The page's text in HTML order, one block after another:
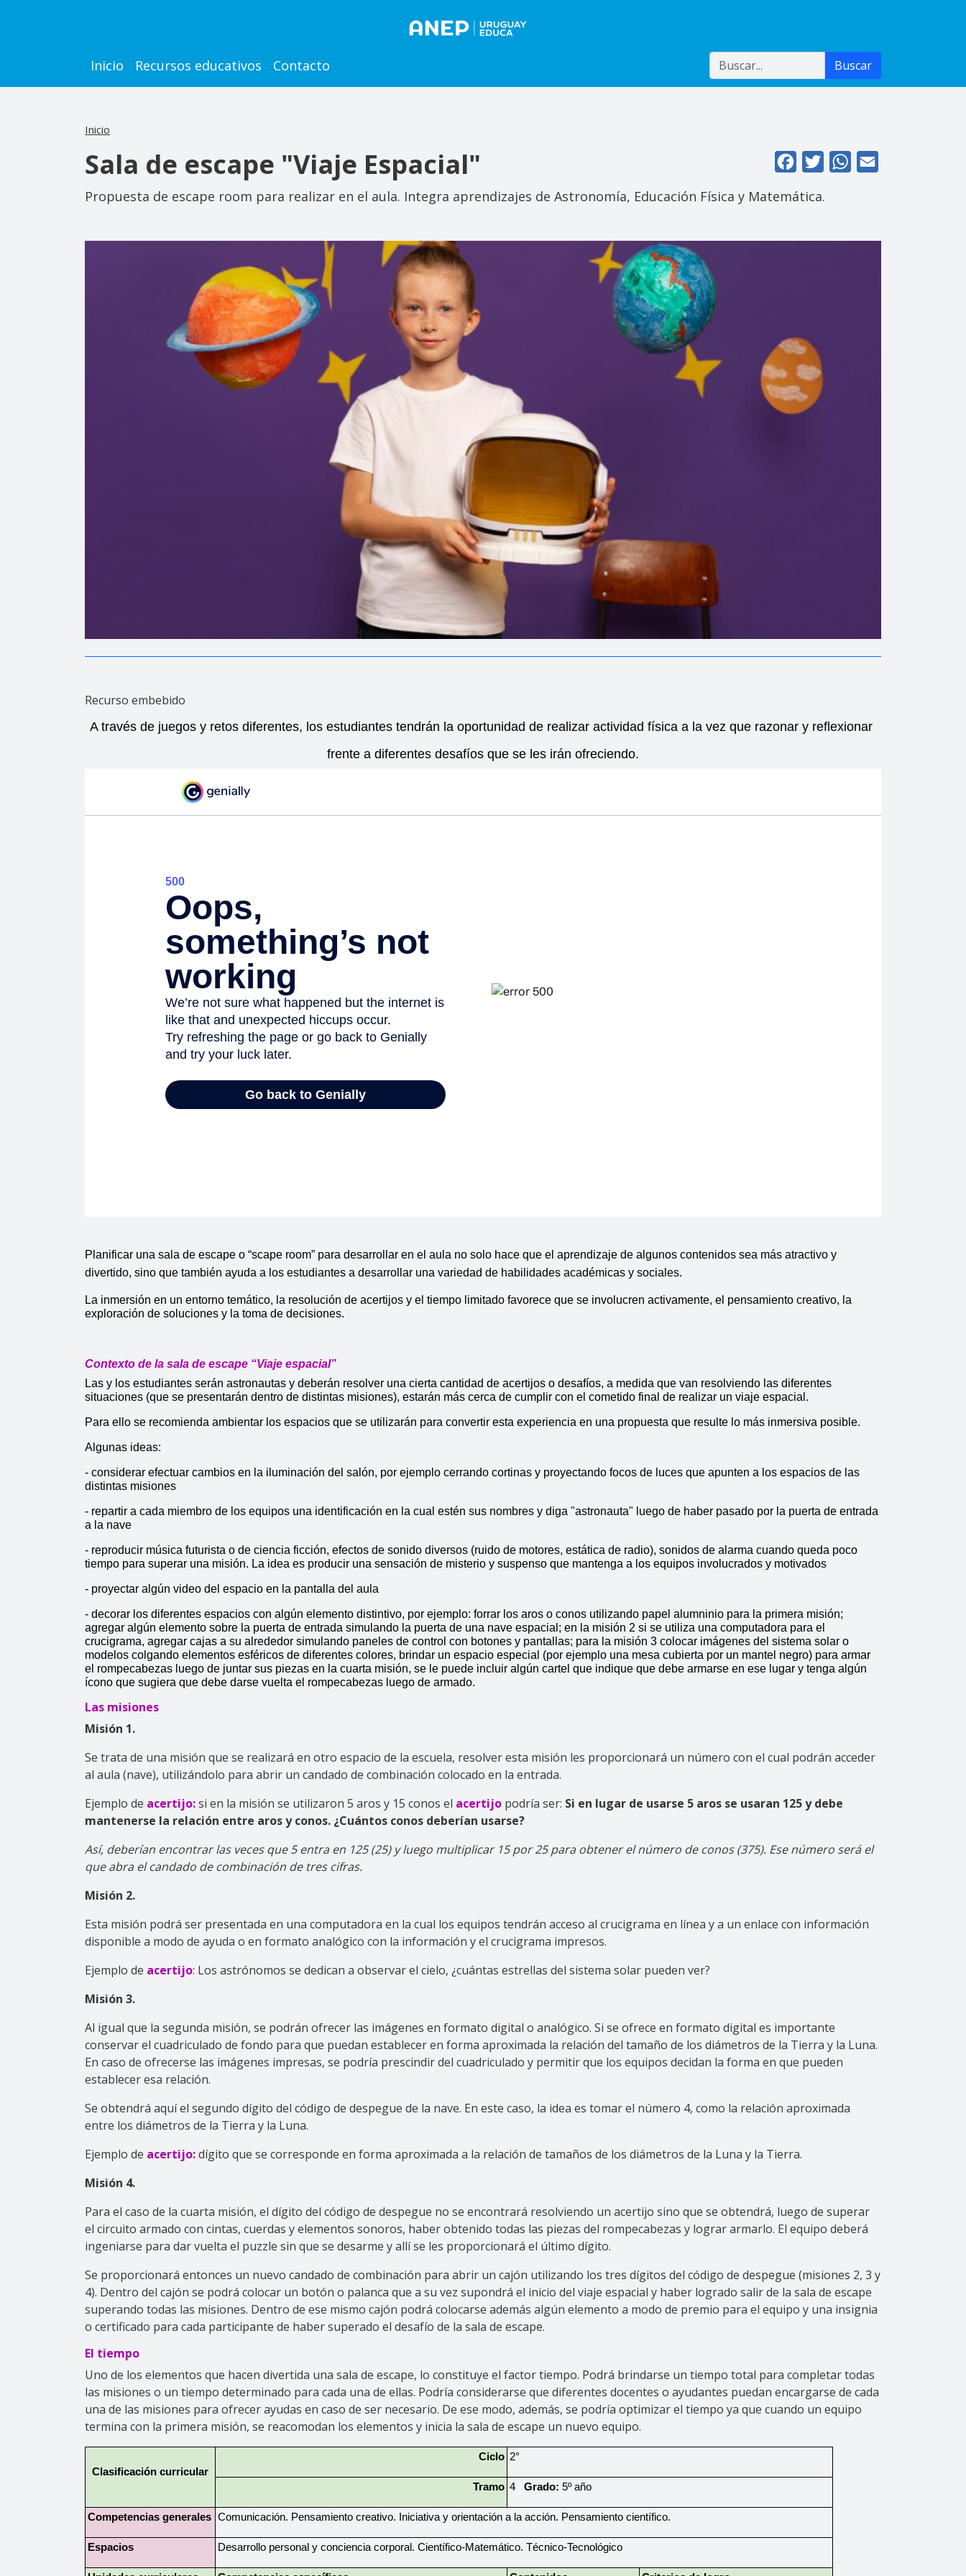
Main navigation
Inicio Recursos educativos Contacto Buscar Buscar
Inicio
FacebookTwitterWhatsApp
Sala de escape "Viaje Espacial"
Propuesta de escape room para realizar en el aula. Integra aprendizajes de Astronomía, Educación Física y Matemática.
Recurso embebido
A través de juegos y retos diferentes, los estudiantes tendrán la oportunidad de realizar actividad física a la vez que razonar y reflexionar
frente a diferentes desafíos que se les irán ofreciendo.
Planificar una sala de escape o “scape room” para desarrollar en el aula no solo hace que el aprendizaje de algunos contenidos sea más atractivo y
divertido, sino que también ayuda a los estudiantes a desarrollar una variedad de habilidades académicas y sociales.
La inmersión en un entorno temático, la resolución de acertijos y el tiempo limitado favorece que se involucren activamente, el pensamiento creativo, la
exploración de soluciones y la toma de decisiones.
Contexto de la sala de escape “Viaje espacial”
Las y los estudiantes serán astronautas y deberán resolver una cierta cantidad de acertijos o desafíos, a medida que van resolviendo las diferentes
situaciones (que se presentarán dentro de distintas misiones), estarán más cerca de cumplir con el cometido final de realizar un viaje espacial.
Para ello se recomienda ambientar los espacios que se utilizarán para convertir esta experiencia en una propuesta que resulte lo más inmersiva posible.
Algunas ideas:
- considerar efectuar cambios en la iluminación del salón, por ejemplo cerrando cortinas y proyectando focos de luces que apunten a los espacios de las
distintas misiones
- repartir a cada miembro de los equipos una identificación en la cual estén sus nombres y diga "astronauta" luego de haber pasado por la puerta de entrada
a la nave
- reproducir música futurista o de ciencia ficción, efectos de sonido diversos (ruido de motores, estática de radio), sonidos de alarma cuando queda poco
tiempo para superar una misión. La idea es producir una sensación de misterio y suspenso que mantenga a los equipos involucrados y motivados
- proyectar algún video del espacio en la pantalla del aula
- decorar los diferentes espacios con algún elemento distintivo, por ejemplo: forrar los aros o conos utilizando papel alumninio para la primera misión;
agregar algún elemento sobre la puerta de entrada simulando la puerta de una nave espacial; en la misión 2 si se utiliza una computadora para el
crucigrama, agregar cajas a su alrededor simulando paneles de control con botones y pantallas; para la misión 3 colocar imágenes del sistema solar o
modelos colgando elementos esféricos de diferentes colores, brindar un espacio especial (por ejemplo una mesa cubierta por un mantel negro) para armar
el rompecabezas luego de juntar sus piezas en la cuarta misión, se le puede incluir algún cartel que indique que debe armarse en ese lugar y tenga algún
ícono que sugiera que debe darse vuelta el rompecabezas luego de armado.
Las misiones
Misión 1.
Se trata de una misión que se realizará en otro espacio de la escuela, resolver esta misión les proporcionará un número con el cual podrán acceder
al aula (nave), utilizándolo para abrir un candado de combinación colocado en la entrada.
Ejemplo de acertijo:si en la misión se utilizaron 5 aros y 15 conos el acertijo podría ser: Si en lugar de usarse 5 aros se usaran 125 y debe
mantenerse la relación entre aros y conos. ¿Cuántos conos deberían usarse?
Así, deberían encontrar las veces que 5 entra en 125 (25) y luego multiplicar 15 por 25 para obtener el número de conos (375). Ese número será el
que abra el candado de combinación de tres cifras.
Misión 2.
Esta misión podrá ser presentada en una computadora en la cual los equipos tendrán acceso al crucigrama en línea y a un enlace con información
disponible a modo de ayuda o en formato analógico con la información y el crucigrama impresos.
Ejemplo de acertijo: Los astrónomos se dedican a observar el cielo, ¿cuántas estrellas del sistema solar pueden ver?
Misión 3.
Al igual que la segunda misión, se podrán ofrecer las imágenes en formato digital o analógico. Si se ofrece en formato digital es importante
conservar el cuadriculado de fondo para que puedan establecer en forma aproximada la relación del tamaño de los diámetros de la Tierra y la Luna.
En caso de ofrecerse las imágenes impresas, se podría prescindir del cuadriculado y permitir que los equipos decidan la forma en que pueden
establecer esa relación.
Se obtendrá aquí el segundo dígito del código de despegue de la nave. En este caso, la idea es tomar el número 4, como la relación aproximada
entre los diámetros de la Tierra y la Luna.
Ejemplo de acertijo:dígito que se corresponde en forma aproximada a la relación de tamaños de los diámetros de la Luna y la Tierra.
Misión 4.
Para el caso de la cuarta misión, el dígito del código de despegue no se encontrará resolviendo un acertijo sino que se obtendrá, luego de superar
el circuito armado con cintas, cuerdas y elementos sonoros, haber obtenido todas las piezas del rompecabezas y lograr armarlo. El equipo deberá
ingeniarse para dar vuelta el puzzle sin que se desarme y allí se les proporcionará el último dígito.
Se proporcionará entonces un nuevo candado de combinación para abrir un cajón utilizando los tres dígitos del código de despegue (misiones 2, 3 y
4). Dentro del cajón se podrá colocar un botón o palanca que a su vez supondrá el inicio del viaje espacial y haber logrado salir de la sala de escape
superando todas las misiones. Dentro de ese mismo cajón podrá colocarse además algún elemento a modo de premio para el equipo y una insignia
o certificado para cada participante de haber superado el desafío de la sala de escape.
El tiempo
Uno de los elementos que hacen divertida una sala de escape, lo constituye el factor tiempo. Podrá brindarse un tiempo total para completar todas
las misiones o un tiempo determinado para cada una de ellas. Podría considerarse que diferentes docentes o ayudantes puedan encargarse de cada
una de las misiones para ofrecer ayudas en caso de ser necesario. De ese modo, además, se podría optimizar el tiempo ya que cuando un equipo
termina con la primera misión, se reacomodan los elementos y inicia la sala de escape un nuevo equipo.
Clasificación curricular
Ciclo 2°
Tramo 4 Grado: 5º año
Competencias generales Comunicación. Pensamiento creativo. Iniciativa y orientación a la acción. Pensamiento científico.
Espacios Desarrollo personal y conciencia corporal. Científico-Matemático. Técnico-Tecnológico